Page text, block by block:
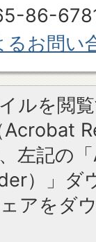
86-
るお問い
ルを閲
Acrobat
左記の
）」ダ
アをダ